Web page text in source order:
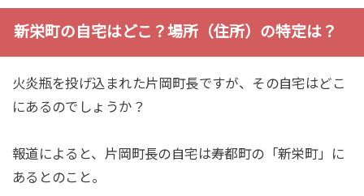
新栄町の自宅はどこ？場所（住所）の特定は？
火炎瓶を投げ込まれた片岡町長ですが、その自宅はどこ
にあるのでしょうか？
報道によると、片岡町長の自宅は寿都町の「新栄町」に
あるとのこと。